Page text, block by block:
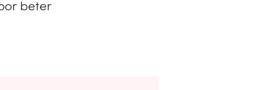
beter